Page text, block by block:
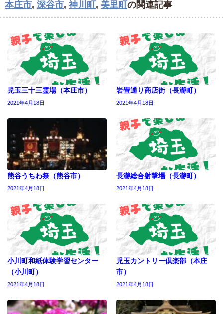
本庄市, 深谷市, 神川町 , 美里町 の関連記事
児玉三十三霊場（本庄市）
2021年4月18日
岩畳通り商店街（長瀞町）
2021年4月18日
熊谷うちわ祭（熊谷市）
2021年4月18日
長瀞総合射撃場（長瀞町）
2021年4月18日
小川町和紙体験学習センター
（小川町）
2021年4月18日
児玉カントリー倶楽部（本庄
市）
2021年4月18日